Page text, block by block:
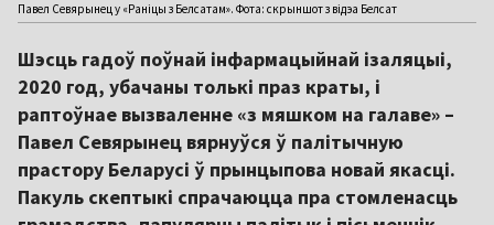
Павел Севярынец у «Раніцы з Белсатам». Фота: скрыншот з відэа Белсат
Шэсць гадоў поўнай інфармацыйнай ізаляцыі,
2020 год, убачаны толькі праз краты, і
раптоўнае вызваленне «з мяшком на галаве» –
Павел Севярынец вярнуўся ў палітычную
прастору Беларусі ў прынцыпова новай якасці.
Пакуль скептыкі спрачаюцца пра стомленасць